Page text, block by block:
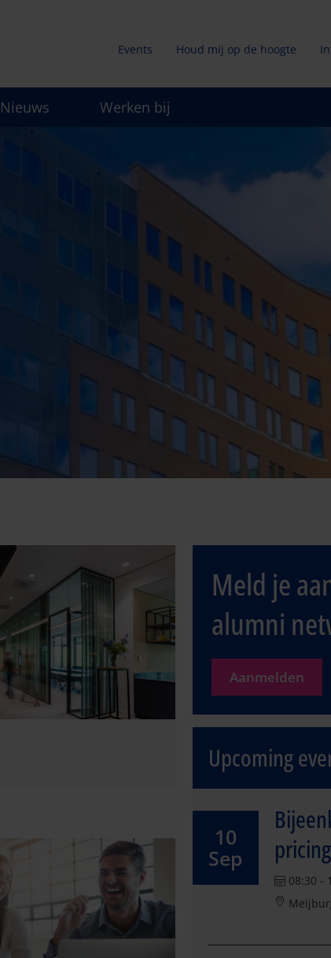
Secundair
menu
Events Houd mij op de hoogte
Nieuws Werken bij
Meld je
alumni
Aanmelden
Upcoming
10
Sep
08:30 -